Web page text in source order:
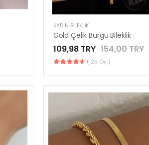
KADIN BILEKLIK
Gold Çelik Burgu Bileklik
109,98 TRY 154,00 TRY
( 25 Oy )